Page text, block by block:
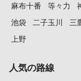
麻布十番
等々力
池袋
二子玉川 三
上野
人気の路線